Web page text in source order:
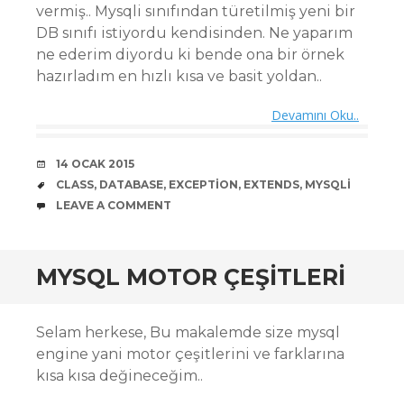
vermiş.. Mysqli sınıfından türetilmiş yeni bir
DB sınıfı istiyordu kendisinden. Ne yaparım
ne ederim diyordu ki bende ona bir örnek
hazırladım en hızlı kısa ve basit yoldan..
Devamını Oku..
DATE
14 OCAK 2015
TAGS
CLASS, DATABASE, EXCEPTION, EXTENDS, MYSQLI
COMMENTS
LEAVE A COMMENT
MYSQL MOTOR ÇEŞITLERI
Selam herkese, Bu makalemde size mysql
engine yani motor çeşitlerini ve farklarına
kısa kısa değineceğim..